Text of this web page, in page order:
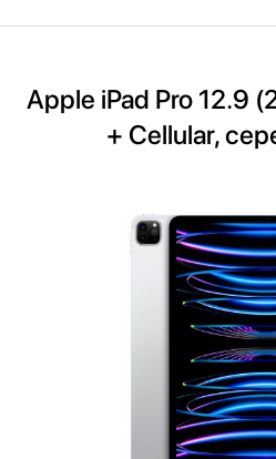
Apple iPad Pro 12.9
+ Cellular,